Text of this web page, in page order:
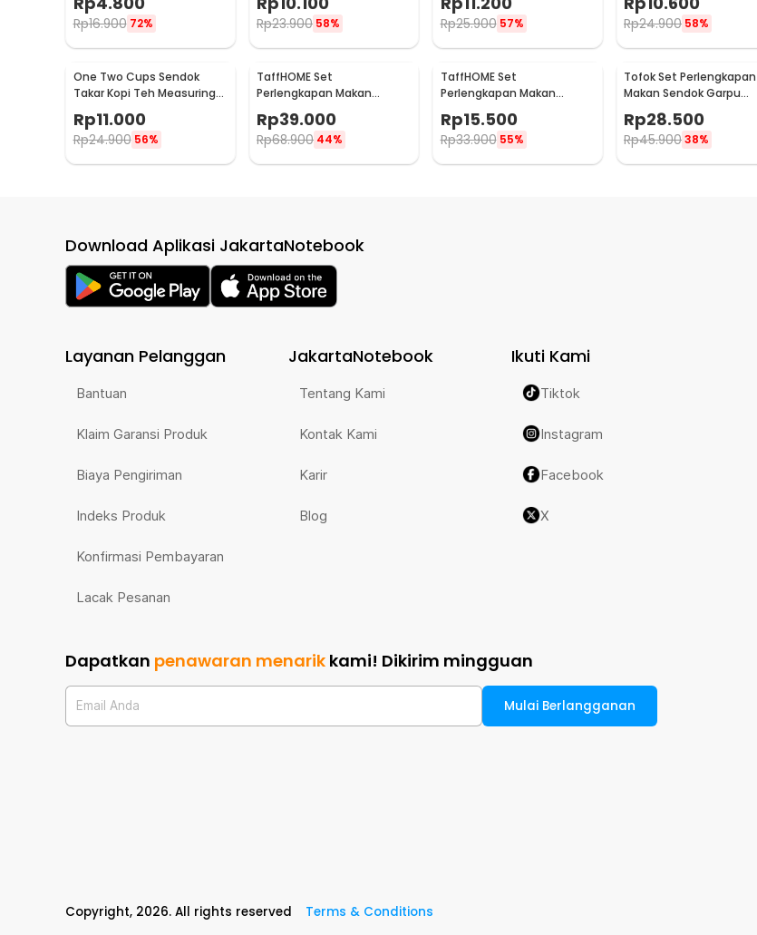
Rp16.900 72% Rp23.900 58% Rp25.900 57%
S301
Rp24.900 58%
One Two Cups Sendok
Takar Kopi Teh Measuring
Rp11.000
Rp24.900 56%
TaffHOME Set
Perlengkapan Makan
Sendok Garpu Pisau Sumpit
8 PCS - EA02300
Rp39.000
Rp68.900 44%
TaffHOME Set
Perlengkapan Makan
Pouch Cutlery Set - T1
Rp15.500
Rp33.900 55%
Tofok Set Perlengkapan
Makan Sendok Garpu
Sumpit Sedotan dengan
Pouch - T5
Rp28.500
Rp45.90038%
Download Aplikasi JakartaNotebook
Layanan Pelanggan
Bantuan
Klaim Garansi Produk
Biaya Pengiriman
Indeks Produk
Konfirmasi Pembayaran
Lacak Pesanan
JakartaNotebook
Tentang Kami
Kontak Kami
Karir
Blog
Ikuti Kami
Tiktok
Instagram
Facebook
X
Dapatkan penawaran menarik kami! Dikirim mingguan
Email Anda Mulai Berlangganan
Copyright, 2026. All rights reserved Terms & Conditions